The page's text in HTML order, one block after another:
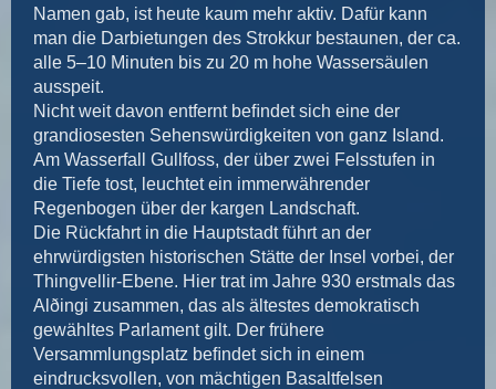
Namen gab, ist heute kaum mehr aktiv. Dafür kann
man die Darbietungen des Strokkur bestaunen, der ca.
alle 5–10 Minuten bis zu 20 m hohe Wassersäulen
ausspeit.
Nicht weit davon entfernt beﬁndet sich eine der
grandiosesten Sehenswürdigkeiten von ganz Island.
Am Wasserfall Gullfoss, der über zwei Felsstufen in
die Tiefe tost, leuchtet ein immerwährender
Regenbogen über der kargen Landschaft.
Die Rückfahrt in die Hauptstadt führt an der
ehrwürdigsten historischen Stätte der Insel vorbei, der
Thingvellir-Ebene. Hier trat im Jahre 930 erstmals das
Alðingi zusammen, das als ältestes demokratisch
gewähltes Parlament gilt. Der frühere
Versammlungsplatz beﬁndet sich in einem
eindrucksvollen, von mächtigen Basaltfelsen